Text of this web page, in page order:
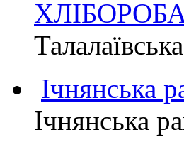
Ічнянська
Ічнянська